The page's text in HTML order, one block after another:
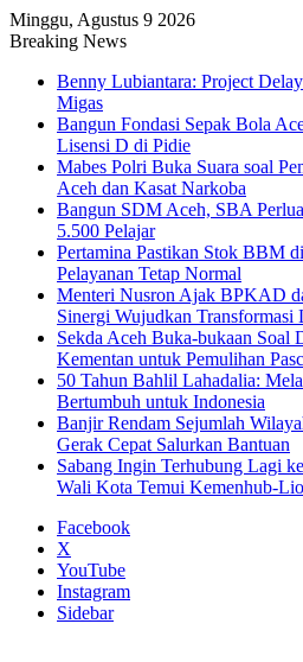
Minggu, Agustus 9 2026
Breaking News
Benny Lubiantara: Project
Migas
Bangun Fondasi Sepak Bola
Lisensi D di Pidie
Mabes Polri Buka Suara soal
Aceh dan Kasat Narkoba
Bangun SDM Aceh, SBA
5.500 Pelajar
Pertamina Pastikan Stok BBM
Pelayanan Tetap Normal
Menteri Nusron Ajak BPKAD
Sinergi Wujudkan Transformasi
Sekda Aceh Buka-bukaan Soal
Kementan untuk Pemulihan
50 Tahun Bahlil Lahadalia:
Bertumbuh untuk Indonesia
Banjir Rendam Sejumlah
Gerak Cepat Salurkan Bantuan
Sabang Ingin Terhubung Lagi
Wali Kota Temui Kemenhub-
Facebook
X
YouTube
Instagram
Sidebar